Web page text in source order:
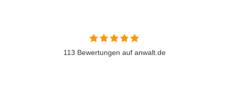
113 Bewertungen auf anwalt.de